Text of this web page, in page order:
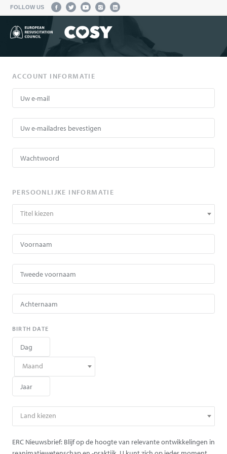
FOLLOW US
ACCOUNT INFORMATIE
PERSOONLIJKE INFORMATIE
Titel kiezen
BIRTH DATE
Maand
Land kiezen
ERC Nieuwsbrief: Blijf op de hoogte van relevante ontwikkelingen in